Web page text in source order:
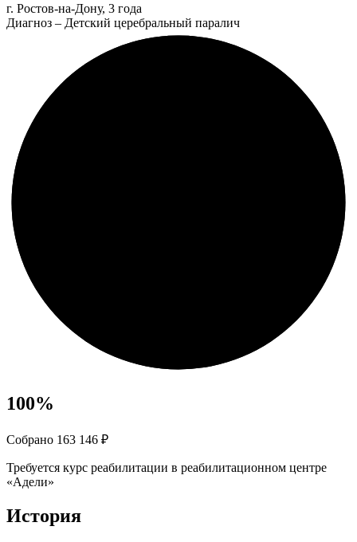
г. Ростов-на-Дону, 3 года
Диагноз – Детский церебральный паралич
100%
Собрано 163 146 ₽
Требуется курс реабилитации в реабилитационном центре
«Адели»
История